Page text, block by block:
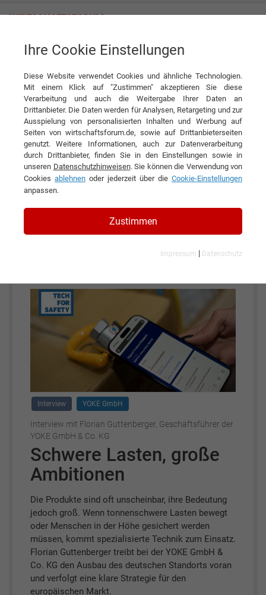
YOKE GmbH & Co. KG
KONTAKT
YOKE GmbH & Co. KG
Veröffentlichungen auf wirtschaftsforum
Interview YOKE GmbH
Interview mit Florian Guttenberger, Geschäftsführer der
YOKE GmbH & Co. KG
Schwere Lasten, große
Ambitionen
Die Produkte sind oft unscheinbar, ihre Bedeutung
jedoch groß. Wenn tonnenschwere Lasten bewegt
oder Menschen in der Höhe gesichert werden
müssen, kommt spezialisierte Technik zum Einsatz.
Florian Guttenberger treibt bei der YOKE GmbH &
Co. KG den Ausbau des deutschen Standorts voran
und verfolgt eine klare Strategie für den
europäischen Markt.
Ihre Cookie Einstellungen
Diese Website verwendet Cookies und ähnliche Technologien.
Mit einem Klick auf "Zustimmen" akzeptieren Sie diese
Verarbeitung und auch die Weitergabe Ihrer Daten an
Drittanbieter. Die Daten werden für Analysen, Retargeting und zur
Ausspielung von personalisierten Inhalten und Werbung auf
Seiten von wirtschaftsforum.de, sowie auf Drittanbieterseiten
genutzt. Weitere Informationen, auch zur Datenverarbeitung
durch Drittanbieter, finden Sie in den Einstellungen sowie in
unseren Datenschutzhinweisen. Sie können die Verwendung von
Cookies ablehnen oder jederzeit über die Cookie-Einstellungen
anpassen.
Zustimmen
Impressum | Datenschutz